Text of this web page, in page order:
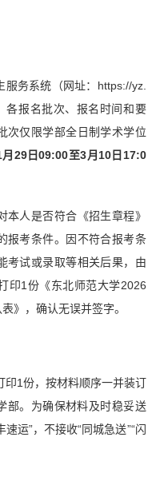
务系统（网址：https://yz.
各报名批次、报名时间和要
次仅限学部全日制学术学位
29日09:00至3月10日17:0
人是否符合《招生章程》
报考条件。因不符合报考条
考试或录取等相关后果，由
印1份《东北师范大学2026
》，确认无误并签字。
印1份，按材料顺序一并装订
部。为确保材料及时稳妥送
运”，不接收“同城急送”“闪